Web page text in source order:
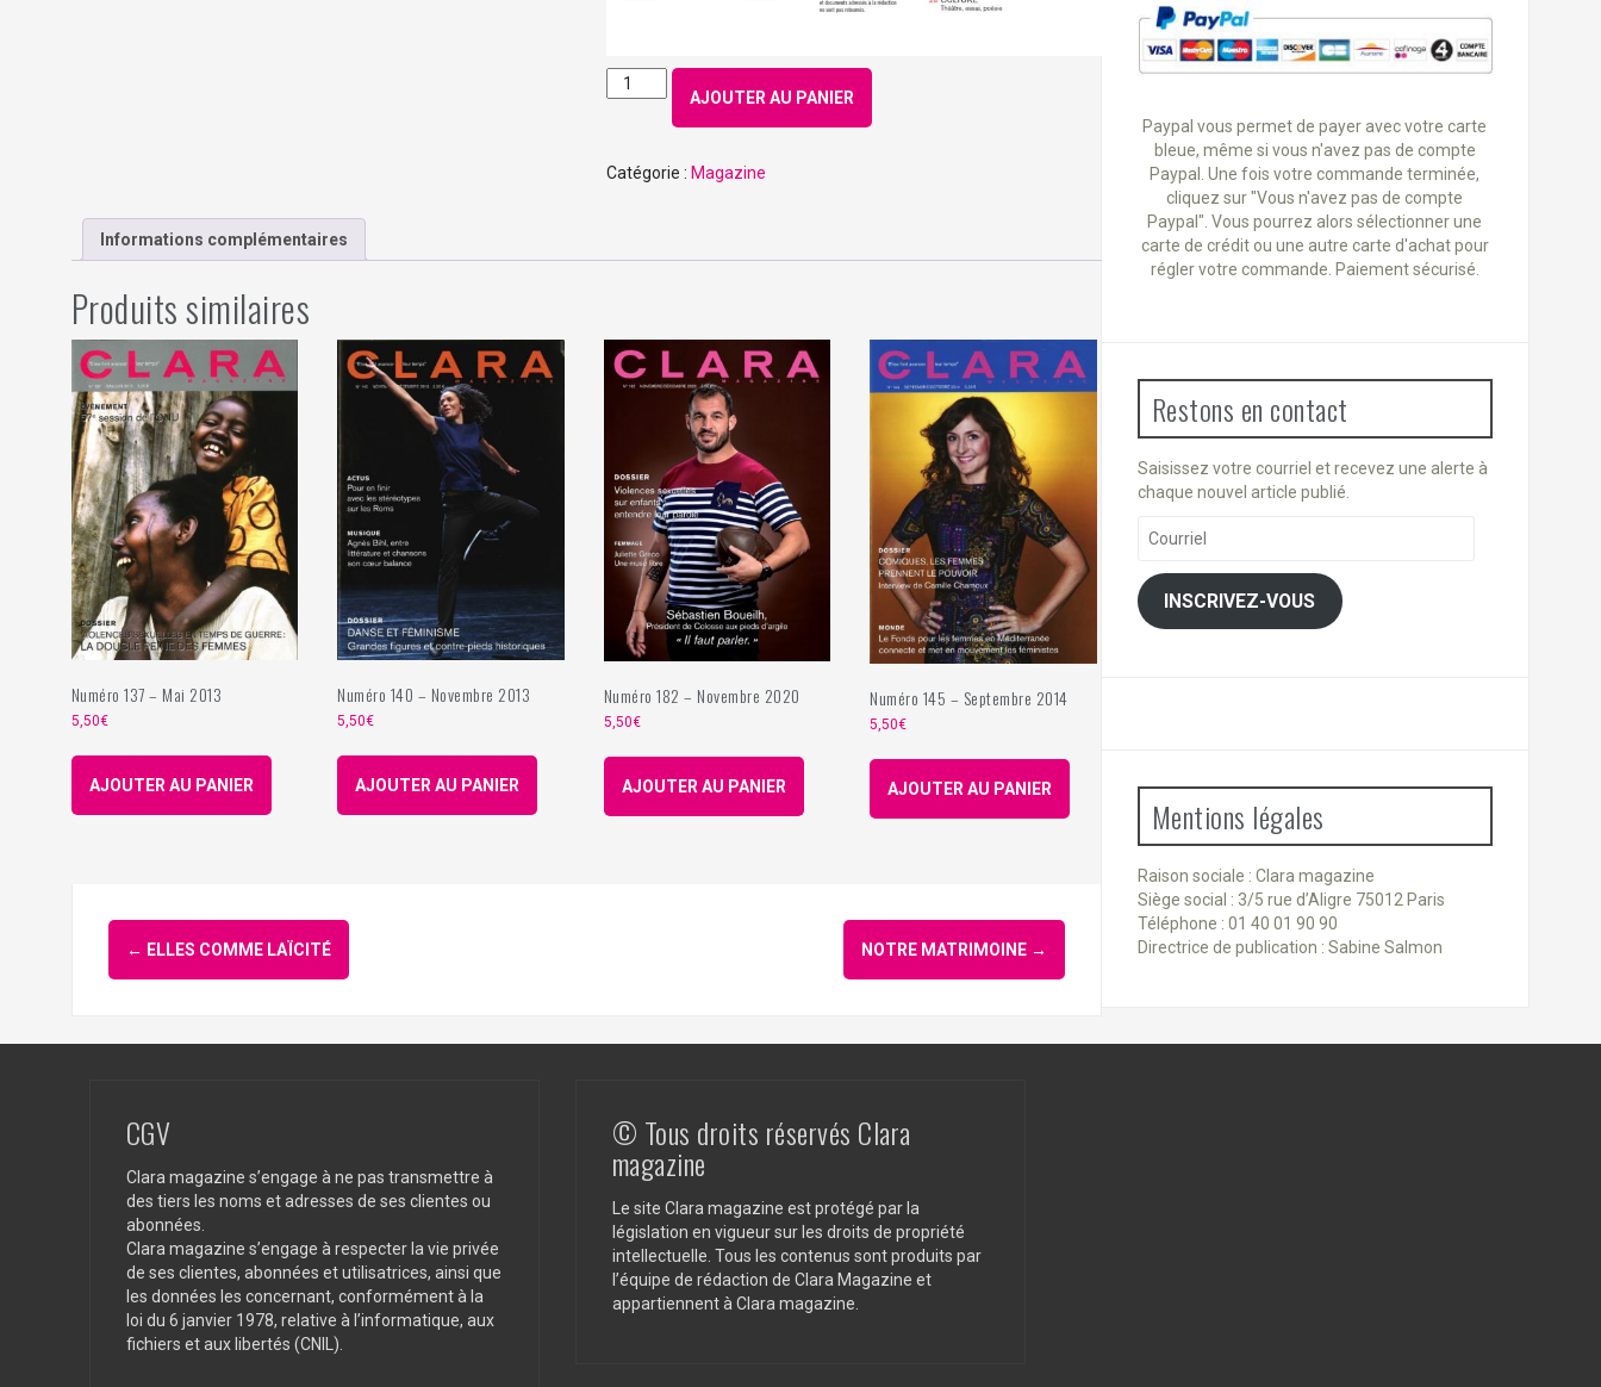
quantité
de
-
AJOUTER AU PANIER
Catégorie : Magazine
Informations complémentaires
Produits similaires
Numéro 137 – Mai 2013
5,50€
AJOUTER AU PANIER
Numéro 140 – Novembre 2013
5,50€
AJOUTER AU PANIER
Numéro 182 – Novembre 2020
5,50€
AJOUTER AU PANIER
Numéro 145 – Septembre 2014
5,50€
AJOUTER AU PANIER
Navigation
d'article
← ELLES COMME LAÏCITÉ NOTRE MATRIMOINE →
Paypal vous permet de payer avec votre carte
bleue, même si vous n'avez pas de compte
Paypal. Une fois votre commande terminée,
cliquez sur "Vous n'avez pas de compte
Paypal". Vous pourrez alors sélectionner une
carte de crédit ou une autre carte d'achat pour
régler votre commande. Paiement sécurisé.
Restons en contact
Saisissez votre courriel et recevez une alerte à
chaque nouvel article publié.
Courriel
INSCRIVEZ-VOUS
Mentions légales
Raison sociale : Clara magazine
Siège social : 3/5 rue d’Aligre 75012 Paris
Téléphone : 01 40 01 90 90
Directrice de publication : Sabine Salmon
CGV
Clara magazine s’engage à ne pas transmettre à
des tiers les noms et adresses de ses clientes ou
abonnées.
Clara magazine s’engage à respecter la vie privée
de ses clientes, abonnées et utilisatrices, ainsi que
les données les concernant, conformément à la
loi du 6 janvier 1978, relative à l’informatique, aux
fichiers et aux libertés (CNIL).
© Tous droits réservés Clara
magazine
Le site Clara magazine est protégé par la
législation en vigueur sur les droits de propriété
intellectuelle. Tous les contenus sont produits par
l’équipe de rédaction de Clara Magazine et
appartiennent à Clara magazine.